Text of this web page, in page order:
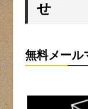
せ
無料メール